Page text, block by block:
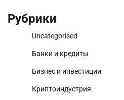
Рубрики
Uncategorised
Банки и кредиты
Бизнес и инвестиции
Криптоиндустрия